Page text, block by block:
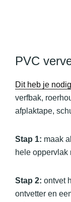
PVC
Dit heb je nodig
verfbak,
afplaktape,
Stap 1: maak
hele oppervlak
Stap 2: ontvet
ontvetter en